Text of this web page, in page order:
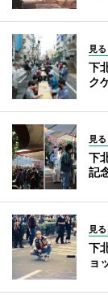
見
下
ク
見
下
記
見
下
ョ